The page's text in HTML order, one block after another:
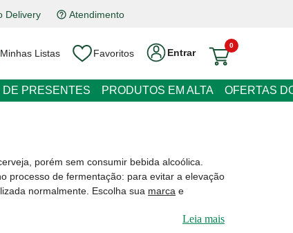
Delivery Atendimento
Minhas Listas Favoritos Entrar
0
PRODUTOS EM ALTA OFERTAS DO DIA
porém sem consumir bebida alcoólica. Produzida
para evitar a elevação do teor alcoólico,
suamarcaeapresentaçãofavorita e
Leia mais